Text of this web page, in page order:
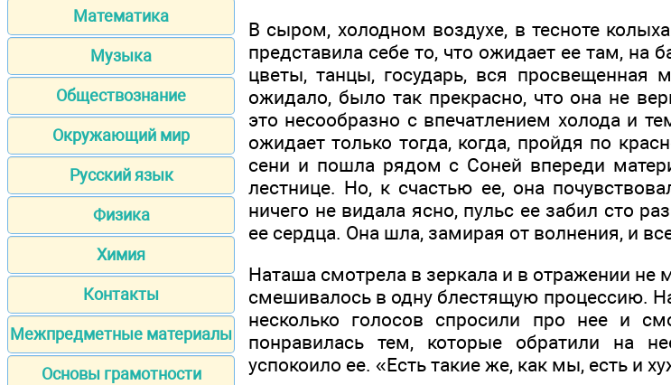
Математика
Музыка
Обществознание
Окружающий мир
Русский язык
Физика
Химия
Контакты
Межпредметные материалы
Основы грамотности
В сыром, холодном воздухе, в тесноте
представила себе то, что ожидает ее там, на
цветы, танцы, государь, вся просвещенная
ожидало, было так прекрасно, что она не
это несообразно с впечатлением холода и
ожидает только тогда, когда, пройдя по
сени и пошла рядом с Соней впереди
лестнице. Но, к счастью ее, она
ничего не видала ясно, пульс ее забил сто
ее сердца. Она шла, замирая от волнения, и
Наташа смотрела в зеркала и в отражении не
смешивалось в одну блестящую процессию.
несколько голосов спросили про нее и
понравилась тем, которые обратили на
успокоило ее. «Есть такие же, как мы, есть и